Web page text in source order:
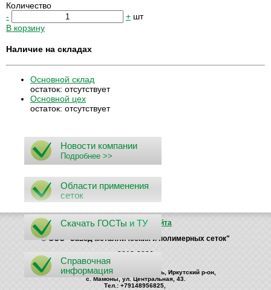
Количество
-
+ шт
В корзину
Наличие на складах
Основной склад
остаток: отсутствует
Основной цех
остаток: отсутствует
Новости компании
Подробнее >>
Области применения
сеток
Скачать ГОСТы и ТУ
Справочная
информация
Поиск
Карта сайта
© ООО "Завод металлических и полимерных сеток"
2012-2026
Россия, 664535, Иркутская область, Иркутский р-он,
с. Мамоны, ул. Центральная, 43.
Тел.: +79148956825,